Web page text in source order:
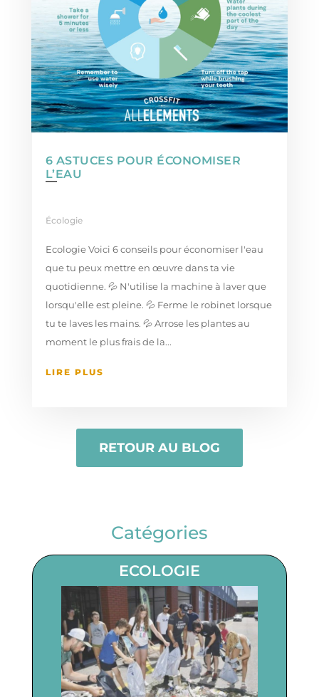
6 ASTUCES POUR ÉCONOMISER
L’EAU
Écologie
Ecologie Voici 6 conseils pour économiser l'eau
que tu peux mettre en œuvre dans ta vie
quotidienne.⁠ 💦⁠ N'utilise la machine à laver que
lorsqu'elle est pleine. 💦 Ferme le robinet lorsque
tu te laves les mains. 💦 Arrose les plantes au
moment le plus frais de la...
LIRE PLUS
RETOUR AU BLOG
Catégories
ECOLOGIE